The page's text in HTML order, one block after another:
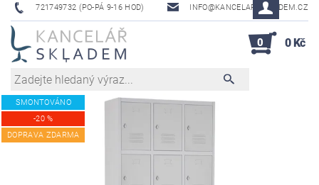
721749732 (PO-PÁ 9-16 HOD) INFO@KANCELAR-SKLADEM.CZ
0 0 Kč
SMONTOVÁNO
-20 %
DOPRAVA ZDARMA